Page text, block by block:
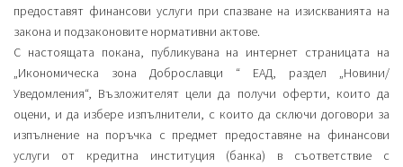
предоставят финансови услуги при спазване на изискванията на
закона и подзаконовите нормативни актове.
С настоящата покана, публикувана на интернет страницата на
„Икономическа зона Доброславци “ ЕАД, раздел „Новини/
Уведомления“, Възложителят цели да получи оферти, които да
оцени, и да избере изпълнители, с които да сключи договори за
изпълнение на поръчка с предмет предоставяне на финансови
услуги от кредитна институция (банка) в съответствие с